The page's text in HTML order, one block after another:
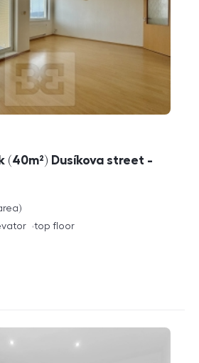
(40m²) Dusíkova street -
top floor